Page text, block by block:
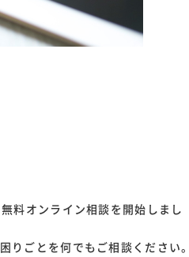
料オンライン相談を開始しまし
りごとを何でもご相談ください。